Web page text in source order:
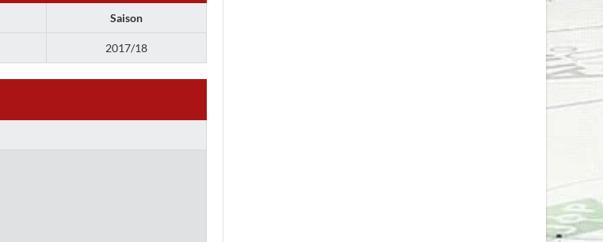
Saison
2017/18